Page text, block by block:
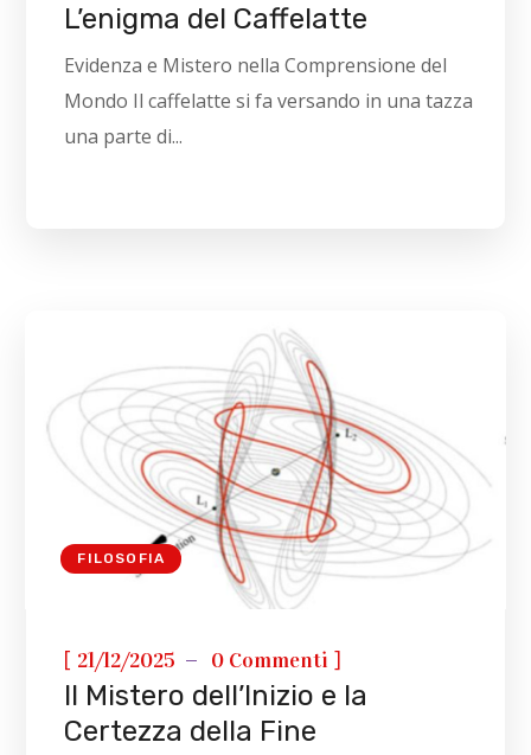
L’enigma del Caffelatte
Evidenza e Mistero nella Comprensione del
Mondo Il caffelatte si fa versando in una tazza
una parte di...
FILOSOFIA
[ 21/12/2025 0 Commenti ]
Il Mistero dell’Inizio e la
Certezza della Fine